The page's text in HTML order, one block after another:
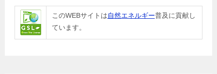
このWEBサイトは自然エネルギー普及に貢献し
ています。